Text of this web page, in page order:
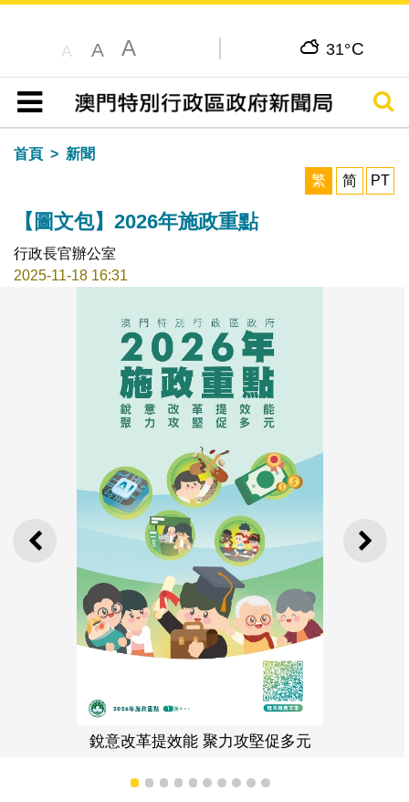
A A A 31°C
目錄
搜尋
首頁
新聞
繁
简 PT
【圖文包】2026年施政重點
行政長官辦公室
2025-11-18 16:31
上一則 下一
銳意改革提效能 聚力攻堅促多元
1 2 3 4 5 6 7 8 9 10